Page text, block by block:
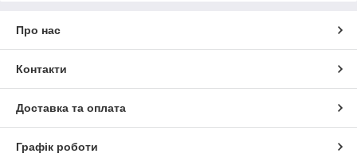
Про нас
Контакти
Доставка та оплата
Графік роботи